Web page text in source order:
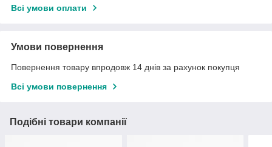
Всі умови оплати
Умови повернення
Повернення товару впродовж 14 днів за рахунок покупця
Всі умови повернення
Подібні товари компанії